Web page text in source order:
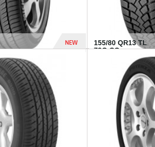
NEW
1 182 Dhs
155/80 QR13 TL
79Q CO...